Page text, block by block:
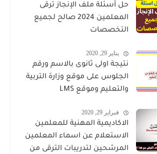
حل أسئلة ملف الإنجاز ترقى
المعلمين 2024 صالح لجميع
التخصصات
يناير 29, 2020
نتيجة اولى ثانوى بالاسم ورقم
الجلوس على موقع وزارة التربية
والتعليم وموقع LMS
فبراير 29, 2020
الاكاديمية المهنية للمعلمين
الاستعلام عن اسماء المعلمين
المرشحين لتدريبات الترقى من